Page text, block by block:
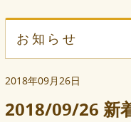
お知らせ
2018年09月26日
2018/09/26 新